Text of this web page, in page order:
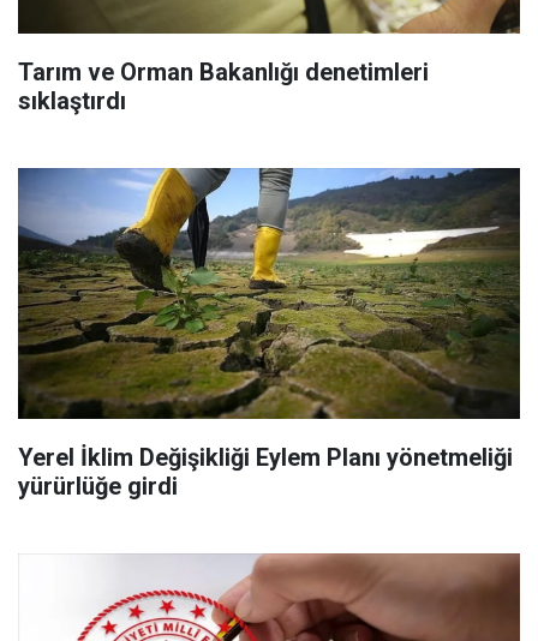
Tarım ve Orman Bakanlığı denetimleri
sıklaştırdı
Yerel İklim Değişikliği Eylem Planı yönetmeliği
yürürlüğe girdi